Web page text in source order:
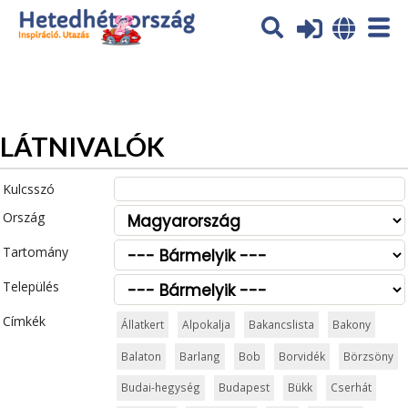
Az oldal sütiket (cookies) használ. További tájékoztatás itt:
Adatvédelmi tájékoztató
LÁTNIVALÓK
Kulcsszó
Ország
Tartomány
Település
Címkék
Állatkert Alpokalja Bakancslista Bakony
Balaton Barlang Bob Borvidék Börzsöny
Budai-hegység Budapest Bükk Cserhát